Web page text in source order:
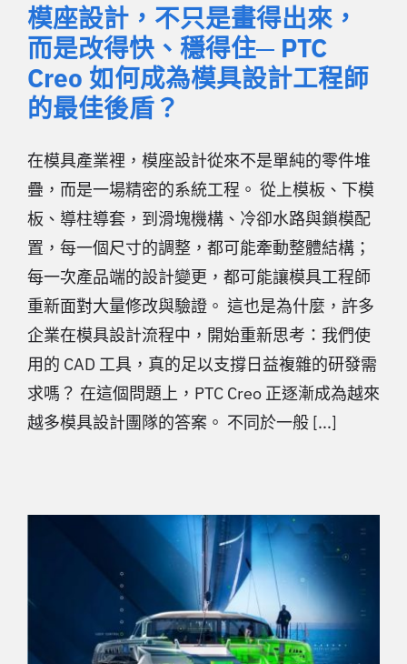
模座設計，不只是畫得出來，
而是改得快、穩得住─ PTC
Creo 如何成為模具設計工程師
的最佳後盾？
在模具產業裡，模座設計從來不是單純的零件堆
疊，而是一場精密的系統工程。 從上模板、下模
板、導柱導套，到滑塊機構、冷卻水路與鎖模配
置，每一個尺寸的調整，都可能牽動整體結構；
每一次產品端的設計變更，都可能讓模具工程師
重新面對大量修改與驗證。 這也是為什麼，許多
企業在模具設計流程中，開始重新思考：我們使
用的 CAD 工具，真的足以支撐日益複雜的研發需
求嗎？ 在這個問題上，PTC Creo 正逐漸成為越來
越多模具設計團隊的答案。 不同於一般 [...]